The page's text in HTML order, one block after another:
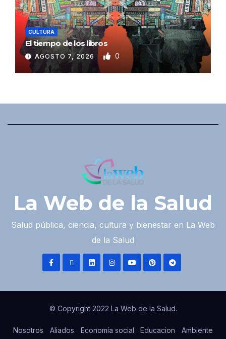
CULTURA
El tiempo de los libros
AGOSTO 7, 2026 0
La Web de la Salud
Salud pública, ciencia, cultura y bienestar en La Web
de la Salud
© Copyright 2022 La Web de la Salud.
Nosotros Aliados Economía social Educacion Ambiente